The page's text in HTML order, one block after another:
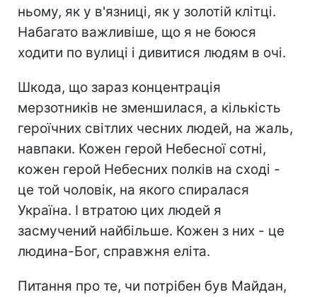
ньому, як у в'язниці, як у золотій клітці.
Набагато важливіше, що я не боюся
ходити по вулиці і дивитися людям в очі.
Шкода, що зараз концентрація
мерзотників не зменшилася, а кількість
героїчних світлих чесних людей, на жаль,
навпаки. Кожен герой Небесної сотні,
кожен герой Небесних полків на сході -
це той чоловік, на якого спиралася
Україна. І втратою цих людей я
засмучений найбільше. Кожен з них - це
людина-Бог, справжня еліта.
Питання про те, чи потрібен був Майдан,